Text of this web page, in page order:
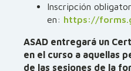
Inscripción
en: https://
ASAD entregará un
en el curso a aquellas
de las sesiones de la